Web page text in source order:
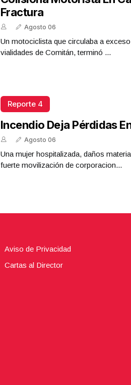
Fractura
Agosto 06
Un motociclista que circulaba a
vialidades de Comitán, terminó ...
Reporte 4
Incendio Deja Pérdidas
Agosto 06
Una mujer hospitalizada, daños
fuerte movilización de corporacion...
Aviso de Privacidad
Cartas al Director